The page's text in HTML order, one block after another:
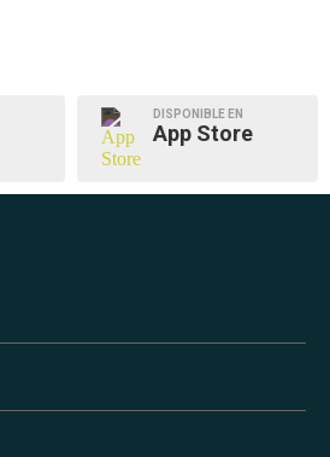
DISPONIBLE EN
App Store